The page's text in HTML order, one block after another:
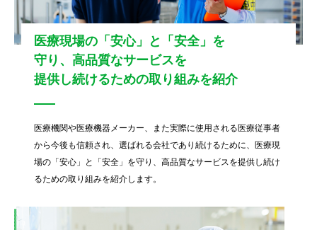
医療現場の「安心」と「安全」を
守り、 高品質なサービスを
提供し続けるための取り組みを紹介
医療機関や医療機器メーカー、また実際に使用される医療従事者
から今後も信頼され、選ばれる会社であり続けるために、
医療現
場の「安心」と「安全」を守り、 高品質なサービスを提供し続け
るための取り組みを紹介します。